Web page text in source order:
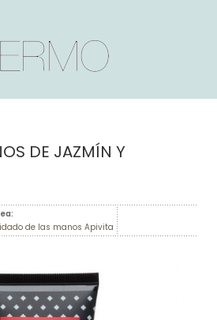
DE JAZMÍN Y
de las manos Apivita